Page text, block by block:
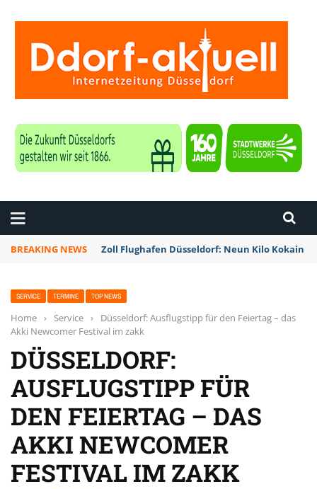
BREAKING NEWS Zoll Flughafen Düsseldorf: Neun Kilo Kokain
SERVICE TERMINE TOP NEWS
Home › Service ›
Düsseldorf: Ausflugstipp für den Feiertag – das
Akki Newcomer Festival im zakk
DÜSSELDORF:
AUSFLUGSTIPP FÜR
DEN FEIERTAG – DAS
AKKI NEWCOMER
FESTIVAL IM ZAKK